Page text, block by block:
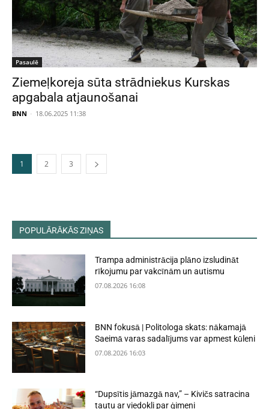
Pasaulē
Ziemeļkoreja sūta strādniekus Kurskas
apgabala atjaunošanai
BNN - 18.06.2025 11:38
1 2 3
POPULĀRĀKĀS ZIŅAS
Trampa administrācija plāno izsludināt
rīkojumu par vakcīnām un autismu
07.08.2026 16:08
BNN fokusā | Politologa skats: nākamajā
Saeimā varas sadalījums var apmest kūleni
07.08.2026 16:03
“Dupsītis jāmazgā nav,” – Kivičs satracina
tautu ar viedokli par ģimeni